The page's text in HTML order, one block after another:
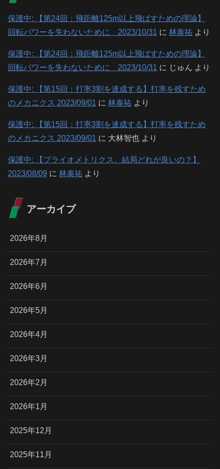
保護中: 【第24回：飛距離125m以上飛ばすための理論】
回転パワーを失わないために 2023/10/31 に 林泰祐 より
保護中: 【第24回：飛距離125m以上飛ばすための理論】
回転パワーを失わないために 2023/10/31 に じゅん より
保護中: 【第15回：打率3割を達成する】打率を残すため
のメカニクス 2023/09/01 に 林泰祐 より
保護中: 【第15回：打率3割を達成する】打率を残すため
のメカニクス 2023/09/01 に 大林智也 より
保護中: 【プライオメトリクス、結局どれが良いの？】
2023/08/09 に 林泰祐 より
アーカイブ
2026年8月
2026年7月
2026年6月
2026年5月
2026年4月
2026年3月
2026年2月
2026年1月
2025年12月
2025年11月